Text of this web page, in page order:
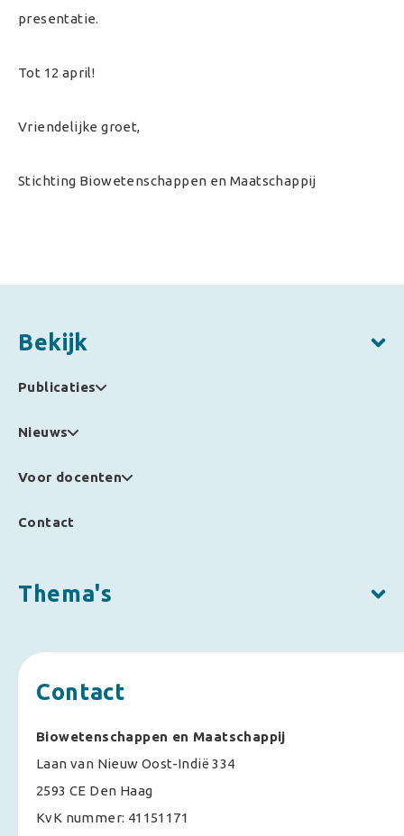
presentatie.
Tot 12 april!
Vriendelijke groet,
Stichting Biowetenschappen en Maatschappij
Bekijk
Publicaties
Nieuws
Voor docenten
Contact
Thema's
Contact
Biowetenschappen en Maatschappij
Laan van Nieuw Oost-Indië 334
2593 CE Den Haag
KvK nummer: 41151171